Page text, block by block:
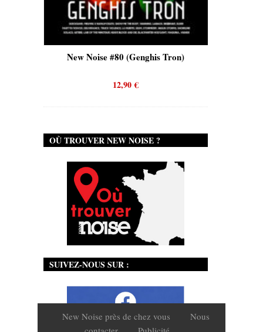
New Noise #80 (Genghis Tron)
12,90€
OÙ TROUVER NEW NOISE ?
SUIVEZ-NOUS SUR :
New Noise près de chez vous
Nous